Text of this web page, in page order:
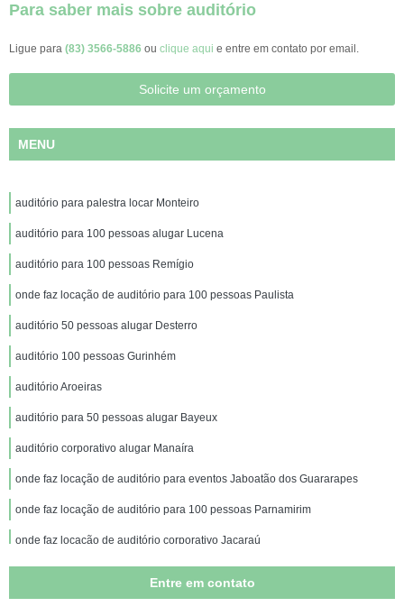
Para saber mais sobre auditório
Ligue para (83) 3566-5886 ou clique aqui e entre em contato por email.
Solicite um orçamento
MENU
auditório para palestra locar Monteiro
auditório para 100 pessoas alugar Lucena
auditório para 100 pessoas Remígio
onde faz locação de auditório para 100 pessoas Paulista
auditório 50 pessoas alugar Desterro
auditório 100 pessoas Gurinhém
auditório Aroeiras
auditório para 50 pessoas alugar Bayeux
auditório corporativo alugar Manaíra
onde faz locação de auditório para eventos Jaboatão dos Guararapes
onde faz locação de auditório para 100 pessoas Parnamirim
onde faz locação de auditório corporativo Jacaraú
auditório para eventos locar Jacaraú
Entre em contato